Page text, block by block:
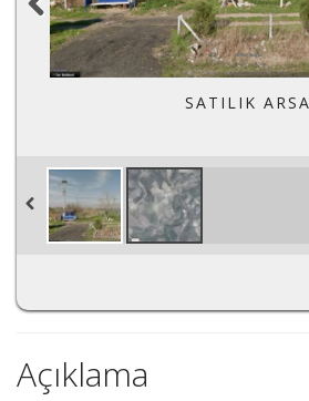
SATILIK ARSA
Açıklama